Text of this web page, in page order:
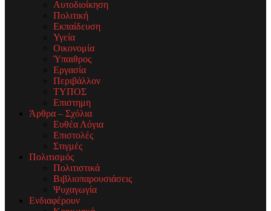
Αυτοδιοίκηση
Πολιτική
Εκπαίδευση
Υγεία
Οικονομία
Ύπαιθρος
Εργασία
Περιβάλλον
ΤΥΠΟΣ
Επιστημη
Άρθρα – Σχόλια
Ευθέα Λόγια
Επιστολές
Στιγμές
Πολιτισμός
Πολιτιστικά
Βιβλιοπαρουσιάσεις
Ψυχαγωγία
Ενδιαφέρουν